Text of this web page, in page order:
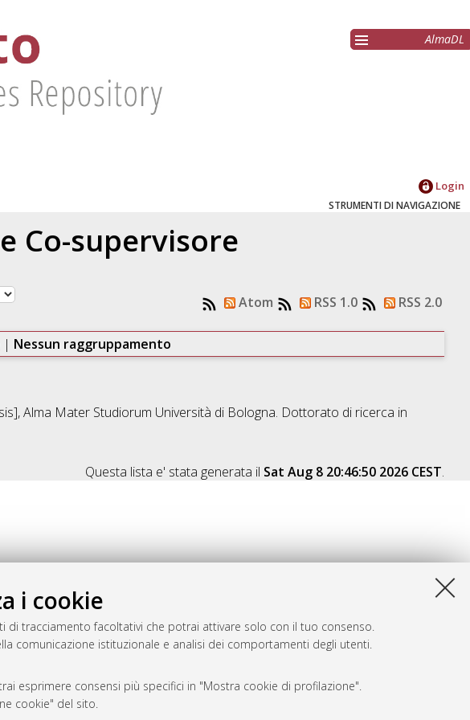
i cookie
tracciamento facoltativi che potrai attivare solo con il tuo consenso.
comunicazione istituzionale e analisi dei comportamenti degli utenti.
esprimere consensi più specifici in "Mostra cookie di profilazione".
cookie" del sito.
AlmaDL
Login
STRUMENTI DI NAVIGAZIONE
Co-supervisore
Atom RSS 1.0 RSS 2.0
| Nessun raggruppamento
Alma Mater Studiorum Università di Bologna. Dottorato di ricerca in
Questa lista e' stata generata il Sat Aug 8 20:46:50 2026 CEST.